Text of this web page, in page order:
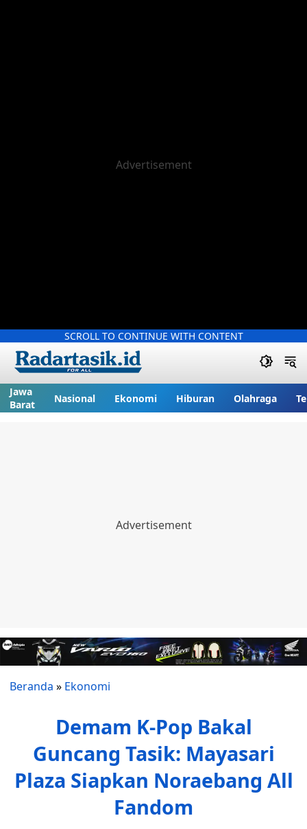
SCROLL TO CONTINUE WITH CONTENT
Jawa
Barat
Nasional Ekonomi Hiburan Olahraga
Beranda » Ekonomi
Demam K-Pop Bakal
Guncang Tasik: Mayasari
Plaza Siapkan Noraebang All
Fandom